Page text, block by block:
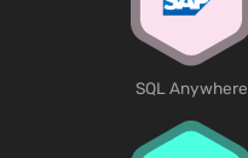
SQL Anywhere